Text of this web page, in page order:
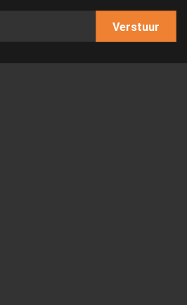
Verstuur